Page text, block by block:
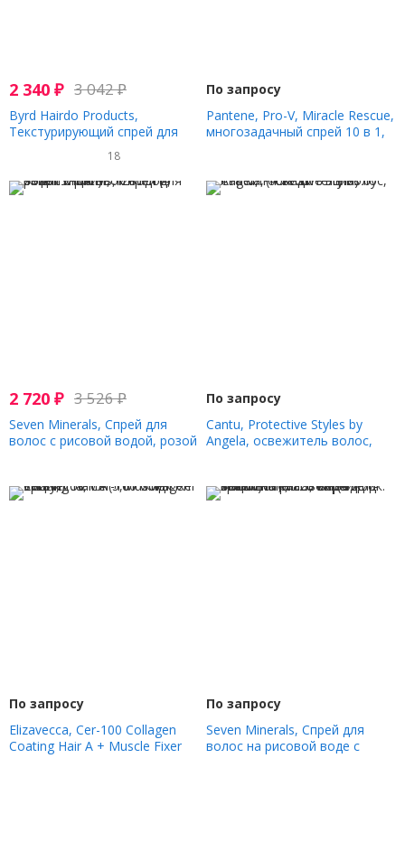
2 340 ₽ 3 042₽
Byrd Hairdo Products,
Текстурирующий спрей для
18
По запросу
Pantene, Pro-V, Miracle Rescue,
многозадачный спрей 10 в 1,
2 720 ₽ 3 526₽
Seven Minerals, Спрей для
волос с рисовой водой, розой
По запросу
Cantu, Protective Styles by
Angela, освежитель волос,
По запросу
Elizavecca, Cer-100 Collagen
Coating Hair A + Muscle Fixer
По запросу
Seven Minerals, Спрей для
волос на рисовой воде с